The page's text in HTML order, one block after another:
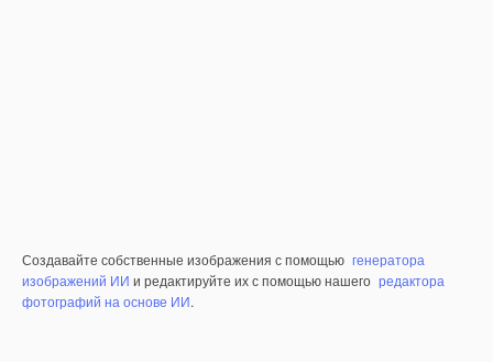
Создавайте собственные изображения с помощью генератора
изображений ИИ и редактируйте их с помощью нашего редактора
фотографий на основе ИИ.